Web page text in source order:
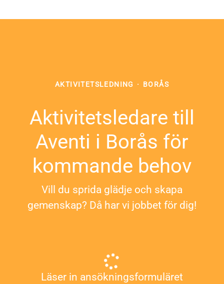
AKTIVITETSLEDNING · BORÅS
Aktivitetsledare till
Aventi i Borås för
kommande behov
Vill du sprida glädje och skapa
gemenskap? Då har vi jobbet för dig!
Läser in ansökningsformuläret